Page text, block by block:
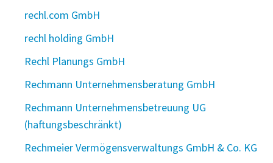
rechl.com GmbH
rechl holding GmbH
Rechl Planungs GmbH
Rechmann Unternehmensberatung GmbH
Rechmann Unternehmensbetreuung UG
(haftungsbeschränkt)
Rechmeier Vermögensverwaltungs GmbH & Co. KG